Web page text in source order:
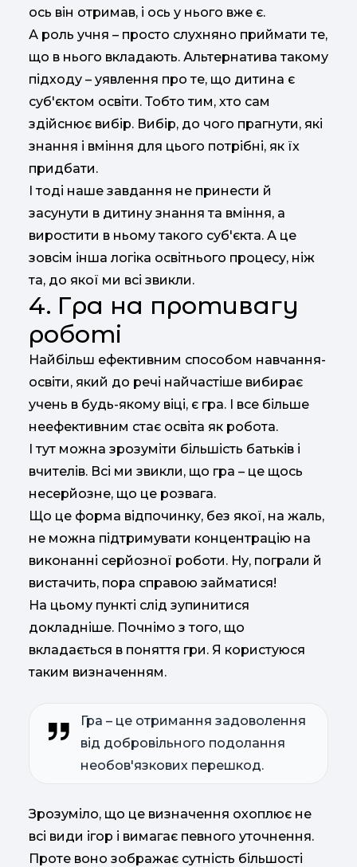
ось він отримав, і ось у нього вже є.
А роль учня – просто слухняно приймати те,
що в нього вкладають. Альтернатива такому
підходу – уявлення про те, що дитина є
суб'єктом освіти. Тобто тим, хто сам
здійснює вибір. Вибір, до чого прагнути, які
знання і вміння для цього потрібні, як їх
придбати.
І тоді наше завдання не принести й
засунути в дитину знання та вміння, а
виростити в ньому такого суб'єкта. А це
зовсім інша логіка освітнього процесу, ніж
та, до якої ми всі звикли.
4. Гра на противагу
роботі
Найбільш ефективним способом навчання-
освіти, який до речі найчастіше вибирає
учень в будь-якому віці, є гра. І все більше
неефективним стає освіта як робота.
І тут можна зрозуміти більшість батьків і
вчителів. Всі ми звикли, що гра – це щось
несерйозне, що це розвага.
Що це форма відпочинку, без якої, на жаль,
не можна підтримувати концентрацію на
виконанні серйозної роботи. Ну, пограли й
вистачить, пора справою займатися!
На цьому пункті слід зупинитися
докладніше. Почнімо з того, що
вкладається в поняття гри. Я користуюся
таким визначенням.
Гра – це отримання задоволення
від добровільного подолання
необов'язкових перешкод.
Зрозуміло, що це визначення охоплює не
всі види ігор і вимагає певного уточнення.
Проте воно зображає сутність більшості